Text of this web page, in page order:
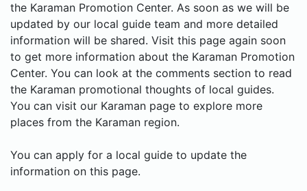
the Karaman Promotion Center. As soon as we will be
updated by our local guide team and more detailed
information will be shared. Visit this page again soon
to get more information about the Karaman Promotion
Center. You can look at the comments section to read
the Karaman promotional thoughts of local guides.
You can visit our Karaman page to explore more
places from the Karaman region.
You can apply for a local guide to update the
information on this page.